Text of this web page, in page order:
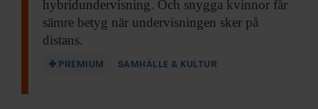
hybridundervisning. Och snygga kvinnor får
sämre betyg när undervisningen sker på
distans.
PREMIUM SAMHÄLLE & KULTUR